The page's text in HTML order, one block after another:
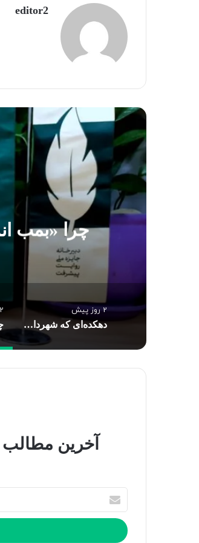
editor2
چرا «بمب
2 روز پیش
دهکده‌ای که شهردارش عباس بن علی(ع) است
2 روز پیش
آخرین مطالب
س